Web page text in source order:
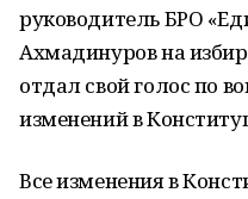
руководитель БРО
Ахмадинуров на
отдал свой голос по
изменений в
Все изменения в